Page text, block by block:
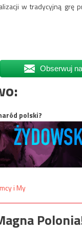
w tradycyjną grę
Obserwuj
polski?